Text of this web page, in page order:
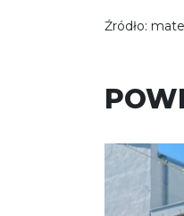
Źródło: